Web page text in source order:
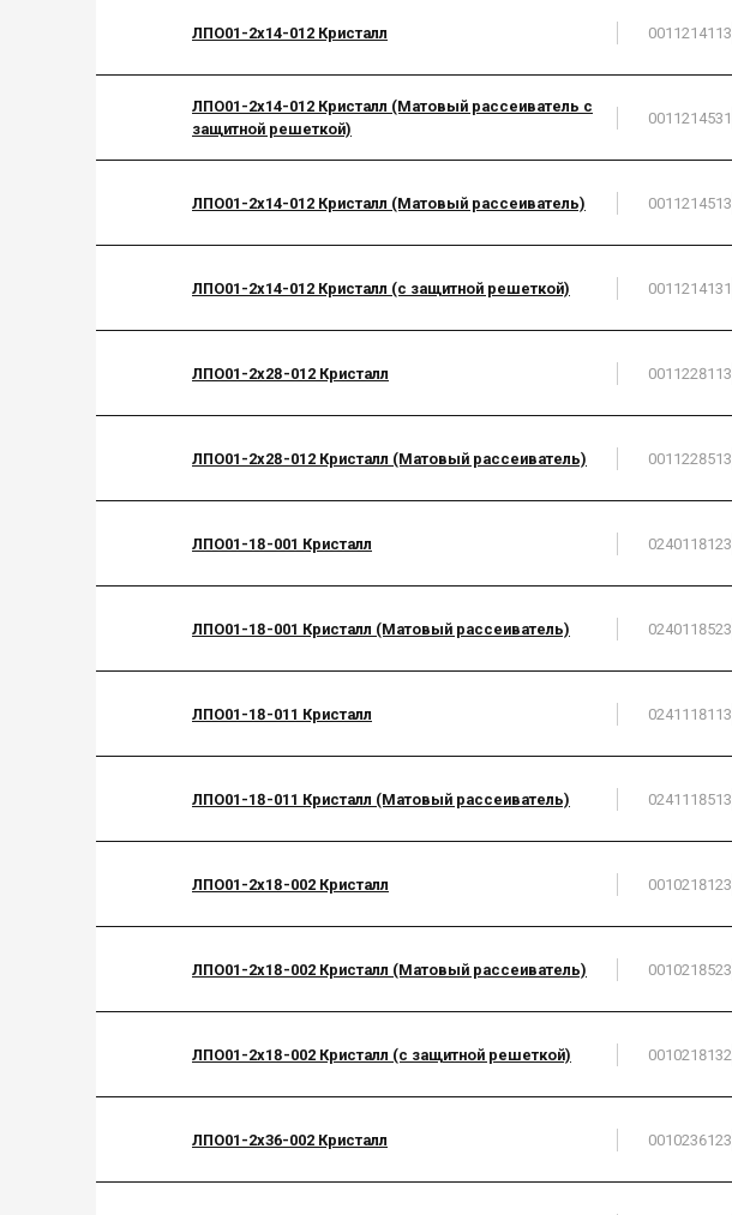
ЛПО01-2х14-012 Кристалл 0011214113
ЛПО01-2х14-012 Кристалл (Матовый рассеиватель с
защитной решеткой)
0011214531
ЛПО01-2х14-012 Кристалл (Матовый рассеиватель) 0011214513
ЛПО01-2х14-012 Кристалл (с защитной решеткой) 0011214131
ЛПО01-2х28-012 Кристалл 0011228113
ЛПО01-2х28-012 Кристалл (Матовый рассеиватель) 0011228513
ЛПО01-18-001 Кристалл 0240118123
ЛПО01-18-001 Кристалл (Матовый рассеиватель) 0240118523
ЛПО01-18-011 Кристалл 0241118113
ЛПО01-18-011 Кристалл (Матовый рассеиватель) 0241118513
ЛПО01-2х18-002 Кристалл 0010218123
ЛПО01-2х18-002 Кристалл (Матовый рассеиватель) 0010218523
ЛПО01-2х18-002 Кристалл (с защитной решеткой) 0010218132
ЛПО01-2х36-002 Кристалл 0010236123